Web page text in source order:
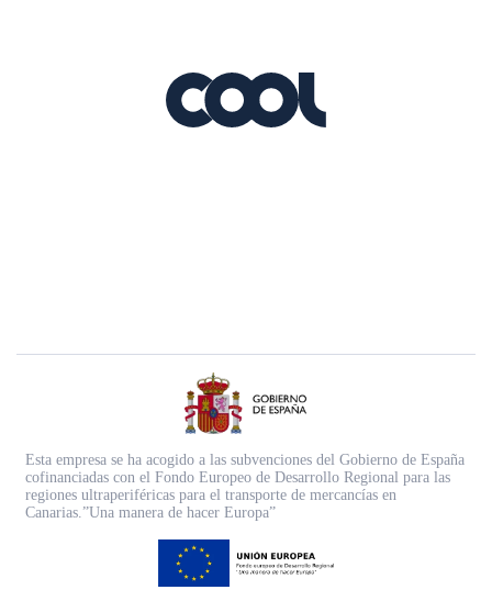
Esta empresa se ha acogido a las subvenciones del Gobierno de España
cofinanciadas con el Fondo Europeo de Desarrollo Regional para las
regiones ultraperiféricas para el transporte de mercancías en
Canarias.”Una manera de hacer Europa”